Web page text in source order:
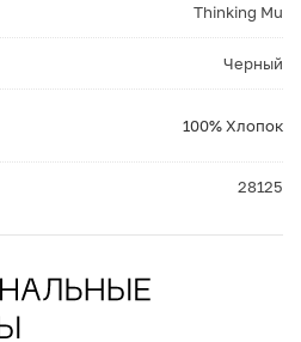
Thinking Mu
Черный
100% Хлопок
28125